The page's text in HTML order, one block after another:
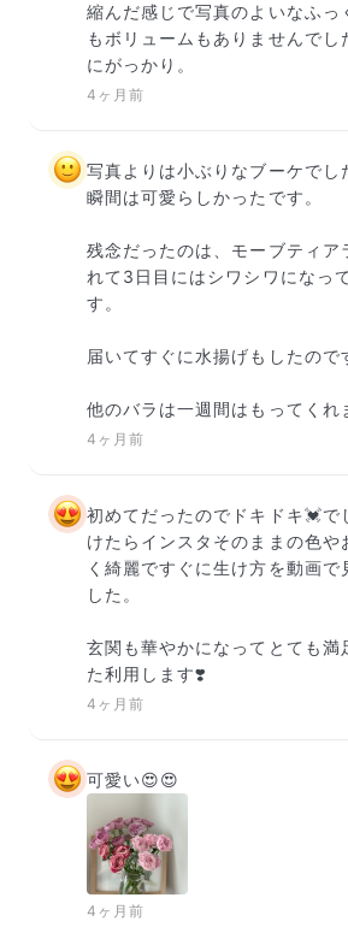
縮んだ感じで写真のよいなふっ
もボリュームもありませんでし
にがっかり。
4ヶ月前
写真よりは小ぶりなブーケでし
瞬間は可愛らしかったです。
残念だったのは、モーブティア
れて3日目にはシワシワになっ
す。
届いてすぐに水揚げもしたので
他のバラは一週間はもってくれ
4ヶ月前
初めてだったのでドキドキ💓で
けたらインスタそのままの色や
く綺麗ですぐに生け方を動画で
した。
玄関も華やかになってとても満
た利用します❣️
4ヶ月前
可愛い😍😍
4ヶ月前